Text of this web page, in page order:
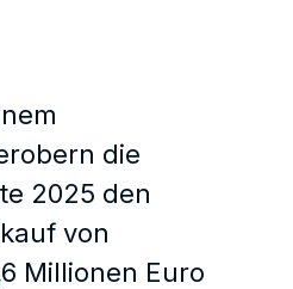
die
2025 den
von
Millionen Euro